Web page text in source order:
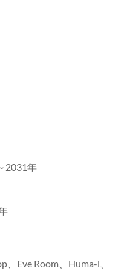
2031年
Eve Room、Huma-i、